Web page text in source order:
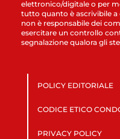
elettronico/digitale o per
tutto quanto è ascrivibile a
non è responsabile dei
esercitare un controllo
segnalazione qualora gli
POLICY EDITORIALE
CODICE ETICO
PRIVACY POLICY